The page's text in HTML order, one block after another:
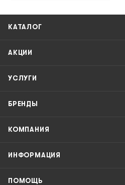
КАТАЛОГ
АКЦИИ
УСЛУГИ
БРЕНДЫ
КОМПАНИЯ
ИНФОРМАЦИЯ
ПОМОЩЬ